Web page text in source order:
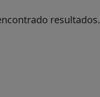
resultados.